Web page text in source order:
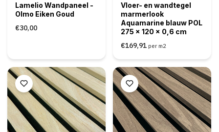
Lamelio Wandpaneel -
Olmo Eiken Goud
€30,00
Vloer- en wandtegel
marmerlook
Aquamarine blauw POL
275 x 120 x 0,6 cm
€169,91 per m2